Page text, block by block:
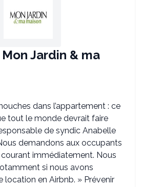
Jardin & ma
dans l’appartement : ce
tout le monde devrait faire
de syndic Anabelle
demandons aux occupants
immédiatement. Nous
si nous avons
location en Airbnb. » Prévenir